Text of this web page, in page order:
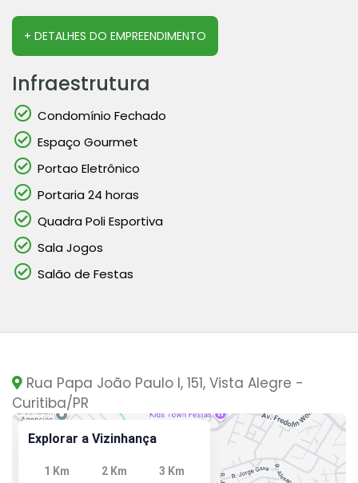
+ DETALHES DO EMPREENDIMENTO
Infraestrutura
Condomínio Fechado
Espaço Gourmet
Portao Eletrônico
Portaria 24 horas
Quadra Poli Esportiva
Sala Jogos
Salão de Festas
Rua Papa João Paulo I, 151, Vista Alegre -
Curitiba/PR